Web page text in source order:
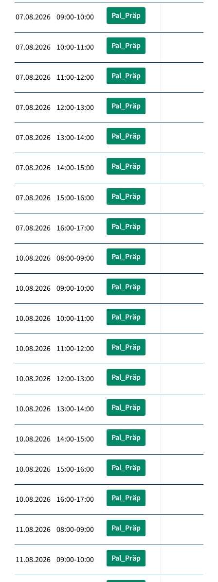
07.08.2026 09:00-10:00 Pal_Präp
07.08.2026 10:00-11:00 Pal_Präp
07.08.2026 11:00-12:00 Pal_Präp
07.08.2026 12:00-13:00 Pal_Präp
07.08.2026 13:00-14:00 Pal_Präp
07.08.2026 14:00-15:00 Pal_Präp
07.08.2026 15:00-16:00 Pal_Präp
07.08.2026 16:00-17:00 Pal_Präp
10.08.2026 08:00-09:00 Pal_Präp
10.08.2026 09:00-10:00 Pal_Präp
10.08.2026 10:00-11:00 Pal_Präp
10.08.2026 11:00-12:00 Pal_Präp
10.08.2026 12:00-13:00 Pal_Präp
10.08.2026 13:00-14:00 Pal_Präp
10.08.2026 14:00-15:00 Pal_Präp
10.08.2026 15:00-16:00 Pal_Präp
10.08.2026 16:00-17:00 Pal_Präp
11.08.2026 08:00-09:00 Pal_Präp
11.08.2026 09:00-10:00 Pal_Präp